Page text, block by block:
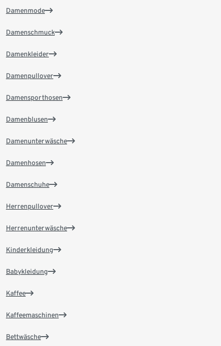
Damenmode
Damenschmuck
Damenkleider
Damenpullover
Damensporthosen
Damenblusen
Damenunterwäsche
Damenhosen
Damenschuhe
Herrenpullover
Herrenunterwäsche
Kinderkleidung
Babykleidung
Kaffee
Kaffeemaschinen
Bettwäsche